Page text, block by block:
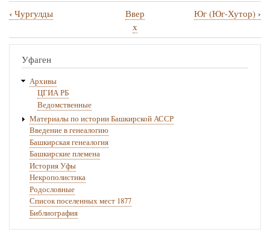
Перекрёстные
ссылки
книги
для
Шулганово
‹ Чургулды
Ввер
х
Юг (Юг-Хутор) ›
Уфаген
Архивы
ЦГИА РБ
Ведомственные
Материалы по истории Башкирской АССР
Введение в генеалогию
Башкирская генеалогия
Башкирские племена
История Уфы
Некрополистика
Родословные
Список поселенных мест 1877
Библиография